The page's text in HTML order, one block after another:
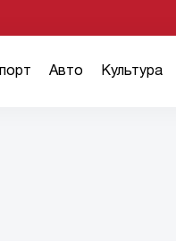
Авто Культура